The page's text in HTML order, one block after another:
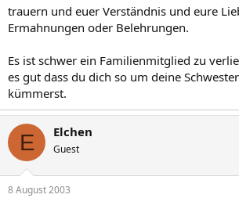
trauern und euer Verständnis und eure
Ermahnungen oder Belehrungen.
Es ist schwer ein Familienmitglied zu
es gut dass du dich so um deine
kümmerst.
E Elchen
Guest
8 August 2003